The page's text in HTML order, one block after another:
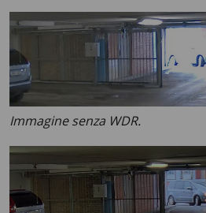
Immagine senza WDR.